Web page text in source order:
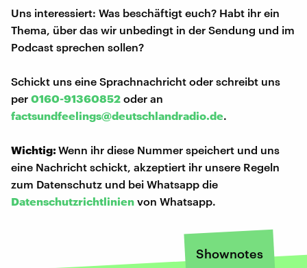
Uns interessiert: Was beschäftigt euch? Habt ihr ein
Thema, über das wir unbedingt in der Sendung und im
Podcast sprechen sollen?
Schickt uns eine Sprachnachricht oder schreibt uns
per 0160-91360852 oder an
factsundfeelings@deutschlandradio.de.
Wichtig:Wenn ihr diese Nummer speichert und uns
eine Nachricht schickt, akzeptiert ihr unsere Regeln
zum Datenschutz und bei Whatsapp die
Datenschutzrichtlinien von Whatsapp.
Shownotes